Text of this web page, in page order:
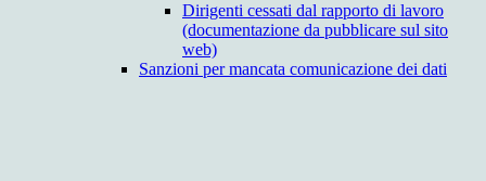
Dirigenti cessati dal rapporto di lavoro
(documentazione da pubblicare sul sito
web)
Sanzioni per mancata comunicazione dei dati